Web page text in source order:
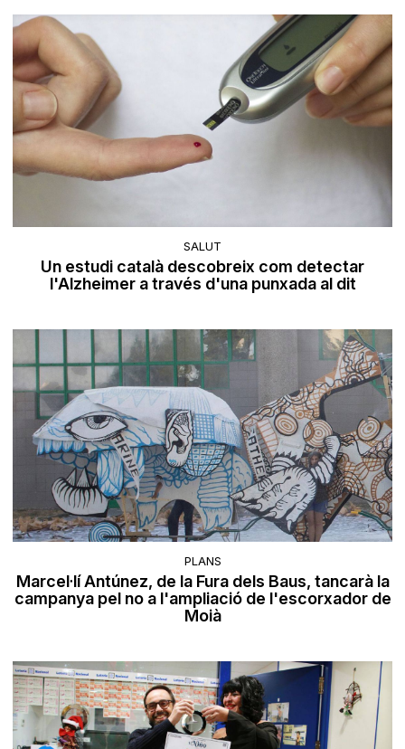
SALUT
Un estudi català descobreix com detectar
l'Alzheimer a través d'una punxada al dit
PLANS
Marcel·lí Antúnez, de la Fura dels Baus, tancarà la
campanya pel no a l'ampliació de l'escorxador de
Moià